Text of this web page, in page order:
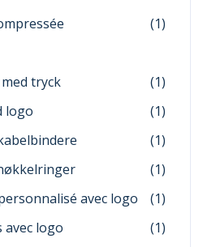
(1)
tryck
(1)
logo
(1)
(1)
(1)
avec logo
(1)
avec logo
(1)